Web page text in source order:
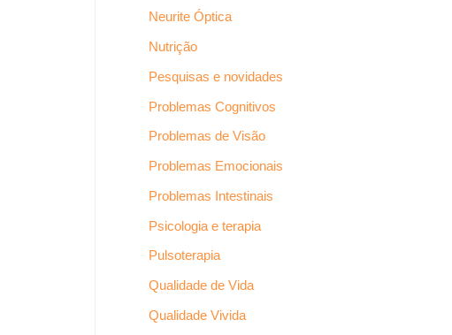
Neurite Óptica
Nutrição
Pesquisas e novidades
Problemas Cognitivos
Problemas de Visão
Problemas Emocionais
Problemas Intestinais
Psicologia e terapia
Pulsoterapia
Qualidade de Vida
Qualidade Vivida